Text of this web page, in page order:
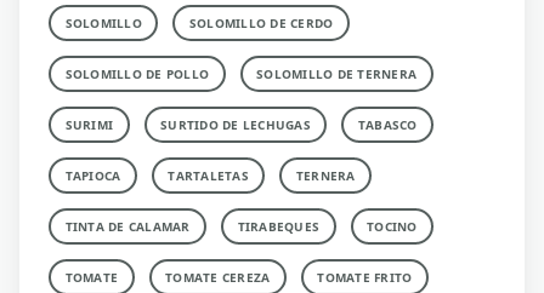
SOLOMILLO SOLOMILLO DE CERDO
SOLOMILLO DE POLLO SOLOMILLO DE TERNERA
SURIMI SURTIDO DE LECHUGAS TABASCO
TAPIOCA TARTALETAS TERNERA
TINTA DE CALAMAR TIRABEQUES TOCINO
TOMATE TOMATE CEREZA TOMATE FRITO